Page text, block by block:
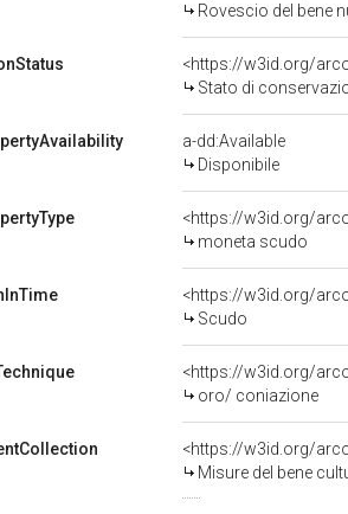
Rovescio del bene
<https://w3id.org/
Stato di
a-dd:Available
Disponibile
<https://w3id.org/
moneta scudo
<https://w3id.org/
Scudo
<https://w3id.org/
oro/ coniazione
<https://w3id.org/
Misure del bene